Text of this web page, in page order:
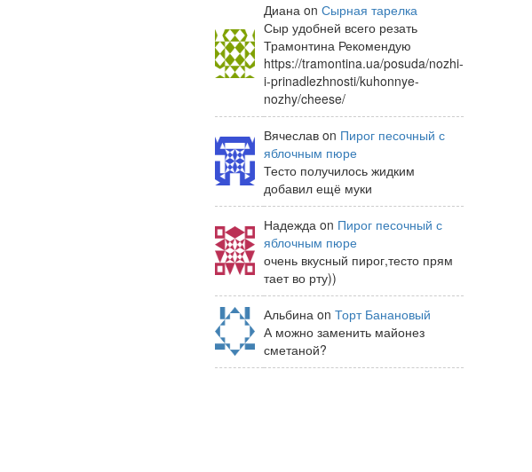
Диана on Сырная тарелка
Сыр удобней всего резать
Трамонтина Рекомендую
https://tramontina.ua/posuda/nozhi-
i-prinadlezhnosti/kuhonnye-
nozhy/cheese/
Вячеслав on Пирог песочный с
яблочным пюре
Тесто получилось жидким
добавил ещё муки
Надежда on Пирог песочный с
яблочным пюре
очень вкусный пирог,тесто прям
тает во рту))
Альбина on Торт Банановый
А можно заменить майонез
сметаной?